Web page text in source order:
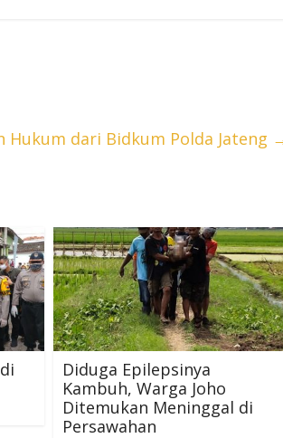
Hukum dari Bidkum Polda Jateng
Diduga Epilepsinya
Kambuh, Warga Joho
Ditemukan Meninggal di
Persawahan